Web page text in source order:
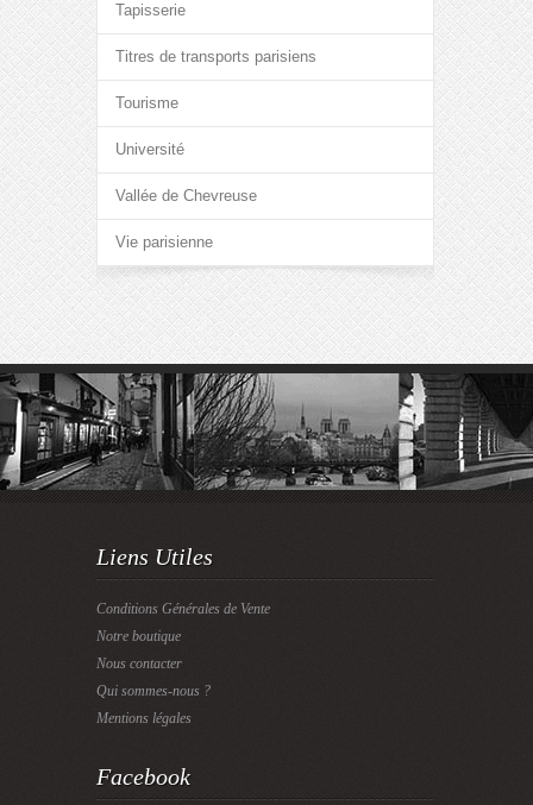
Tapisserie
Titres de transports parisiens
Tourisme
Université
Vallée de Chevreuse
Vie parisienne
Liens Utiles
Conditions Générales de Vente
Notre boutique
Nous contacter
Qui sommes-nous ?
Mentions légales
Facebook